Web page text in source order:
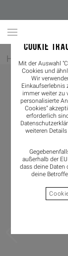
COOKIE
Mit der Auswahl
Cookies und
Wir
Einkaufserlebnis
immer weiter zu
personalisierte
Cookies"
erforderlich
weiteren
außerhalb der
dass deine Daten
deine
Home / Damen/